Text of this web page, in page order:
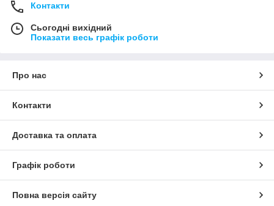
Контакти
Сьогодні вихідний
Показати весь графік роботи
Про нас
Контакти
Доставка та оплата
Графік роботи
Повна версія сайту